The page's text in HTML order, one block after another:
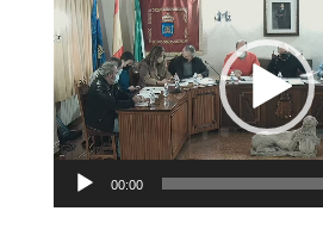
de
vídeo
00:00